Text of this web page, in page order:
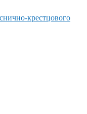
крестцового